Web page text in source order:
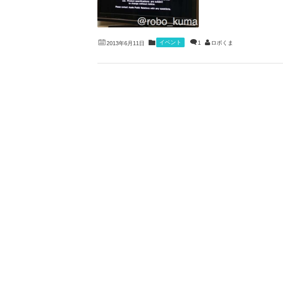
2013年6月11日 イベント 1 ロボくま